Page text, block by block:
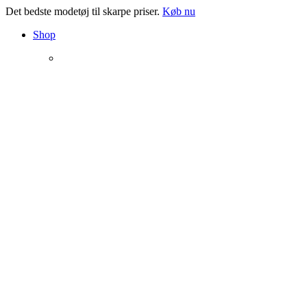
Det bedste modetøj til skarpe priser. Køb nu
Shop